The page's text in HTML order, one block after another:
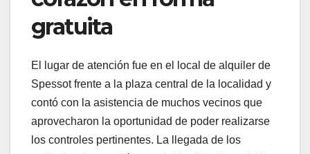
gratuita
El lugar de atención fue en el local de alquiler de
Spessot frente a la plaza central de la localidad y
contó con la asistencia de muchos vecinos que
aprovecharon la oportunidad de poder realizarse
los controles pertinentes. La llegada de los